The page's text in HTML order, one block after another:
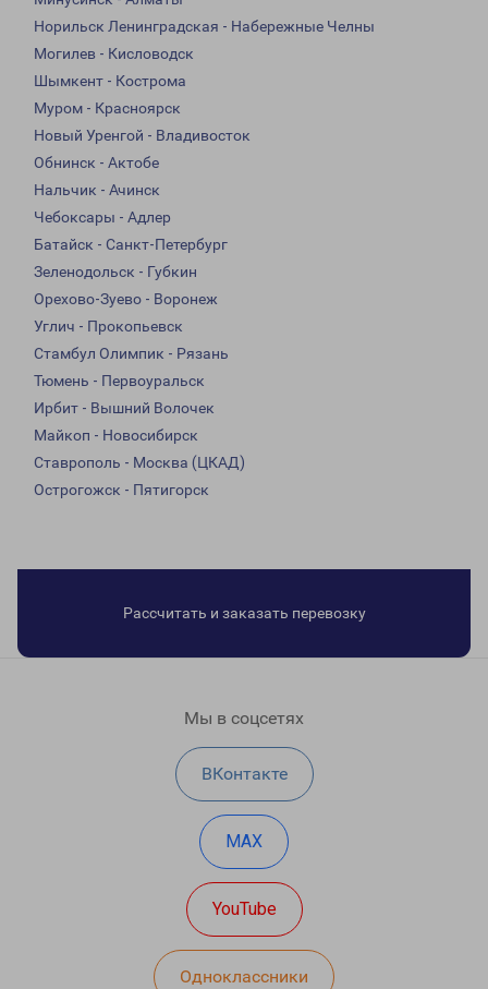
Норильск Ленинградская - Набережные Челны
Могилев - Кисловодск
Шымкент - Кострома
Муром - Красноярск
Новый Уренгой - Владивосток
Обнинск - Актобе
Нальчик - Ачинск
Чебоксары - Адлер
Батайск - Санкт-Петербург
Зеленодольск - Губкин
Орехово-Зуево - Воронеж
Углич - Прокопьевск
Стамбул Олимпик - Рязань
Тюмень - Первоуральск
Ирбит - Вышний Волочек
Майкоп - Новосибирск
Ставрополь - Москва (ЦКАД)
Острогожск - Пятигорск
Рассчитать и заказать перевозку
Мы в соцсетях
ВКонтакте
MAX
YouTube
Одноклассники